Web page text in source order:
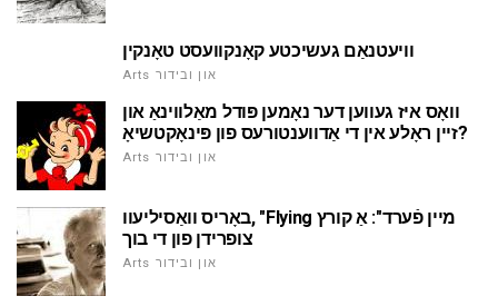
וויעטנאַם געשיכטע קאָנקוועסט טאָנקין
Arts און ובידור
וואָס איז געווען דער נאָמען פּודל מאַלווינאַ און
זיין ראָלע אין די אַדווענטורעס פון פּינאָקטשיאָ?
Arts און ובידור
באָריס וואַסיליעוו, "Flying מיין פֿערד": אַ קורץ
צופרידן פון די בוך
Arts און ובידור